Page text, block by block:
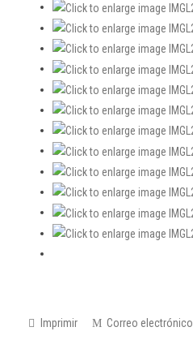
Imprimir Correo electrónico